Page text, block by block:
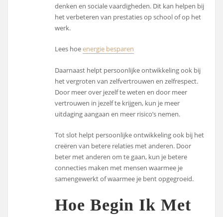
denken en sociale vaardigheden. Dit kan helpen bij
het verbeteren van prestaties op school of op het
werk.
Lees hoeenergie besparen
Daarnaast helpt persoonlijke ontwikkeling ook bij
het vergroten van zelfvertrouwen en zelfrespect.
Door meer over jezelf te weten en door meer
vertrouwen in jezelf te krijgen, kun je meer
uitdaging aangaan en meer risico’s nemen.
Tot slot helpt persoonlijke ontwikkeling ook bij het
creëren van betere relaties met anderen. Door
beter met anderen om te gaan, kun je betere
connecties maken met mensen waarmee je
samengewerkt of waarmee je bent opgegroeid.
Hoe Begin Ik Met